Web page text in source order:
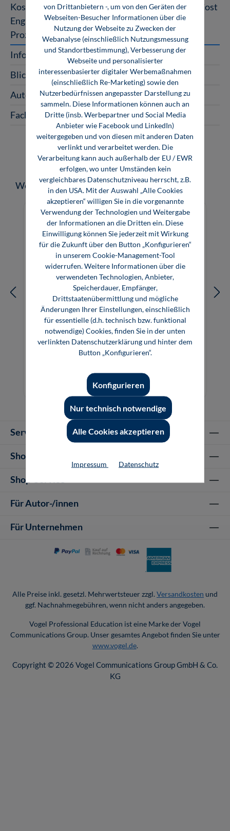
Kostenschätzung im Anlagenbau Handbuch für Cost
Engineers Kostenschätzungen für Projekte in der
Prozessindustrie sind in den…Mehr
InfoClick
Blick ins Buch
Autoren
Fachartikel zum Buch
Produktgalerie überspringen
Weitere Medien zum Thema
Terminplanung im Anlagenbau –
Templates (Download)
Service-Hotline
Shop Informationen
Shop-Service
Für Autor-/innen
Für Unternehmen
Alle Preise inkl. gesetzl. Mehrwertsteuer zzgl. Versandkosten und
ggf. Nachnahmegebühren, wenn nicht anders angegeben.
Vogel Professional Education ist eine Marke der Vogel
Communications Group. Unser gesamtes Angebot finden Sie unter
www.vogel.de.
Copyright © 2026 Vogel Communications Group GmbH & Co.
KG
von Drittanbietern -, um von den Geräten der
Webseiten-Besucher Informationen über die
Nutzung der Webseite zu Zwecken der
Webanalyse (einschließlich Nutzungsmessung
und Standortbestimmung), Verbesserung der
Webseite und personalisierter
interessenbasierter digitaler Werbemaßnahmen
(einschließlich Re-Marketing) sowie den
Nutzerbedürfnissen angepasster Darstellung zu
sammeln. Diese Informationen können auch an
Dritte (insb. Werbepartner und Social Media
Anbieter wie Facebook und LinkedIn)
weitergegeben und von diesen mit anderen Daten
verlinkt und verarbeitet werden. Die
Verarbeitung kann auch außerhalb der EU / EWR
erfolgen, wo unter Umständen kein
vergleichbares Datenschutzniveau herrscht, z.B.
in den USA. Mit der Auswahl „Alle Cookies
akzeptieren“ willigen Sie in die vorgenannte
Verwendung der Technologien und Weitergabe
der Informationen an die Dritten ein. Diese
Einwilligung können Sie jederzeit mit Wirkung
für die Zukunft über den Button „Konfigurieren“
in unserem Cookie-Management-Tool
widerrufen. Weitere Informationen über die
verwendeten Technologien, Anbieter,
Speicherdauer, Empfänger,
Drittstaatenübermittlung und mögliche
Änderungen Ihrer Einstellungen, einschließlich
für essentielle (d.h. technisch bzw. funktional
notwendige) Cookies, finden Sie in der unten
verlinkten Datenschutzerklärung und hinter dem
Button „Konfigurieren“.
Nur technisch notwendige
Konfigurieren
Alle Cookies akzeptieren
Impressum Datenschutz